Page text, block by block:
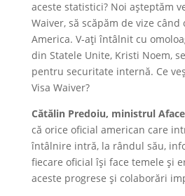
aceste statistici? Noi așteptăm
Waiver, să scăpăm de vize
America. V-ați întâlnit cu
din Statele Unite, Kristi Noem,
pentru securitate internă. Ce
Visa Waiver?
Cătălin Predoiu, ministrul
că orice oficial american care
întâlnire intră, la rândul său,
fiecare oficial își face temele și
aceste progrese și colaborări